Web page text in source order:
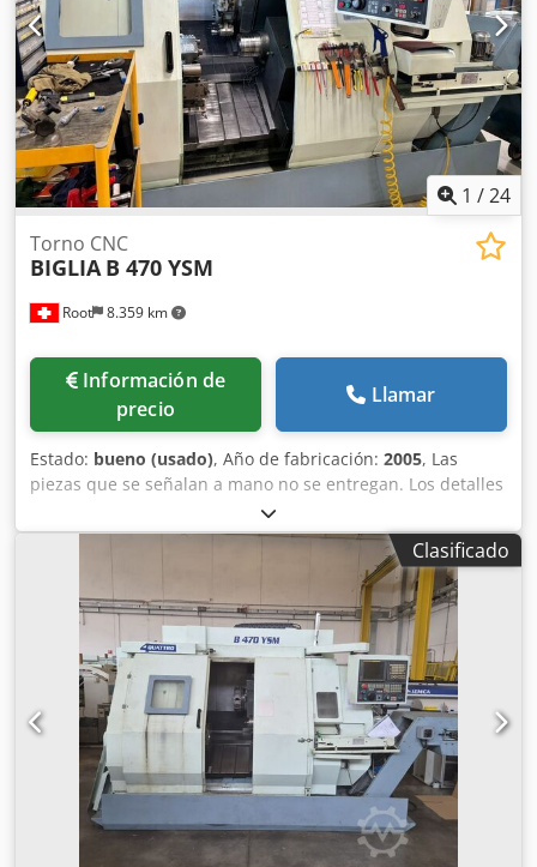
aproximadamente 6150 kg; tiempo de funcionamiento
desde la puesta en marcha de 74536 horas, tiempo de
funcionamiento de 24651 horas, tiempo de trabajo de 8588
horas. Accesorios: cargador de barras LNS HYDROBAR
SPRINT. Permite tolerancias ajustadas; ideal para la
industria automotriz, aeronáutica, de dispositivos médicos,
relojera y para la fabricación de máquinas herramienta.
Codszqbh Iepfx Agrsrf
1 /24
Root 8.359 km
Torno CNC
BIGLIA B 470 YSM
Información de
precio
Llamar
Estado: bueno (usado), Año de fabricación: 2005, Las
piezas que se señalan a mano no se entregan. Los detalles
técnicos se encuentran en el archivo adjunto. El brazo de
medición no se suministra con la máquina. Csdpfx Agjzmx
I Dororf Consulte las fotografías marcadas con una cruz
Clasificado